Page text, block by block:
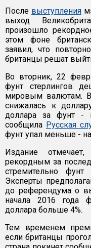
После выступления
выход
произошло
этом фоне
заявил, что
британцы решат
Во вторник, 22
фунт стерлингов
мировым валютам. В
снижалась к
доллара за фунт -
сообщила Русская
фунт упал меньше -
Издание
рекордным за
стремительно
Эксперты
до референдума о
начала 2016 года
доллара больше 4%.
Тем временем
если британцы